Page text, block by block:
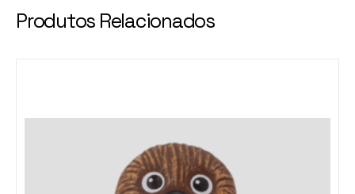
Produtos Relacionados